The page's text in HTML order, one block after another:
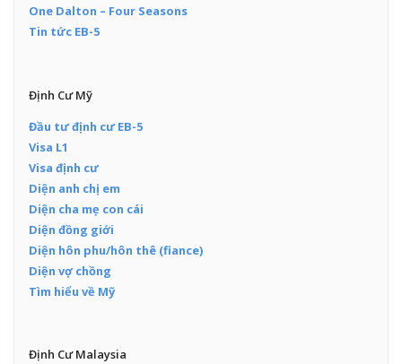
One Dalton – Four Seasons
Tin tức EB-5
Định Cư Mỹ
Đầu tư định cư EB-5
Visa L1
Visa định cư
Diện anh chị em
Diện cha mẹ con cái
Diện đồng giới
Diện hôn phu/hôn thê (fiance)
Diện vợ chồng
Tìm hiểu về Mỹ
Định Cư Malaysia